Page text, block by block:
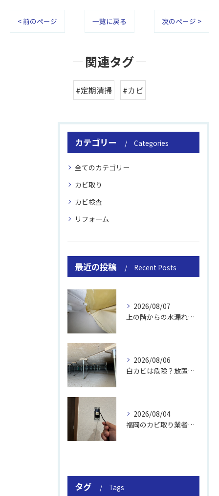
< 前のページ 一覧に戻る 次のページ >
関連タグ
#定期清掃 #カビ
カテゴリー Categories
全てのカテゴリー
カビ取り
カビ検査
リフォーム
最近の投稿 Recent Posts
2026/08/07
上の階からの水漏れでカビ｜対処法と業者
2026/08/06
白カビは危険？放置のリスクと取り方
2026/08/04
福岡のカビ取り業者おすすめの選び方と費用
タグ Tags